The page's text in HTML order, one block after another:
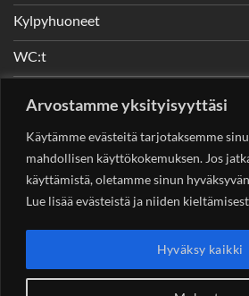
Arvostamme yksityisyyttäsi
Käytämme evästeitä tarjotaksemme
mahdollisen käyttökokemuksen. Jos
käyttämistä, oletamme sinun
Lue lisää evästeistä ja niiden
Hyväksy kaikki
Kylpyhuoneet
WC:t
YHTEYSTIEDOT
Helsingin Rakennuskonevuokraus
00890 Helsinki 0400 99 53 63